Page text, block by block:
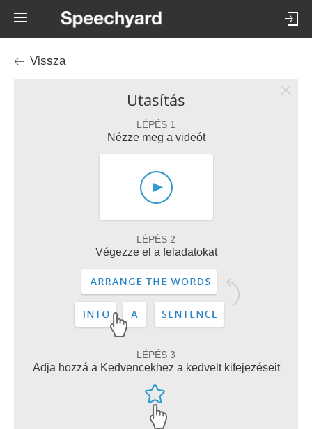
Vissza
Utasítás
LÉPÉS 1
Nézze meg a videót
LÉPÉS 2
Végezze el a feladatokat
LÉPÉS 3
Adja hozzá a Kedvencekhez a kedvelt kifejezéseit